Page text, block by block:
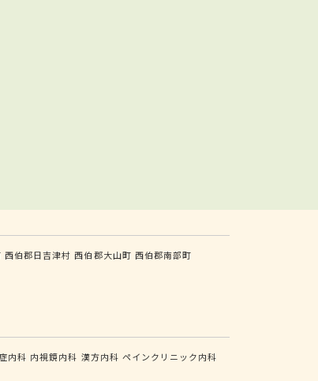
西伯郡日吉津村 西伯郡大山町 西伯郡南部町
内科 内視鏡内科 漢方内科 ペインクリニック内科